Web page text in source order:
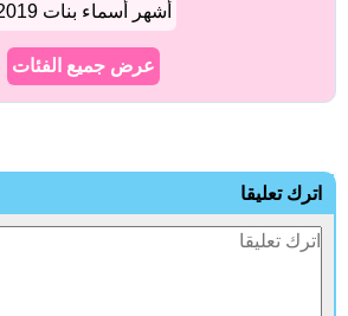
أشهر أسماء بنات 2019
عرض جميع الفئات
تعليقا